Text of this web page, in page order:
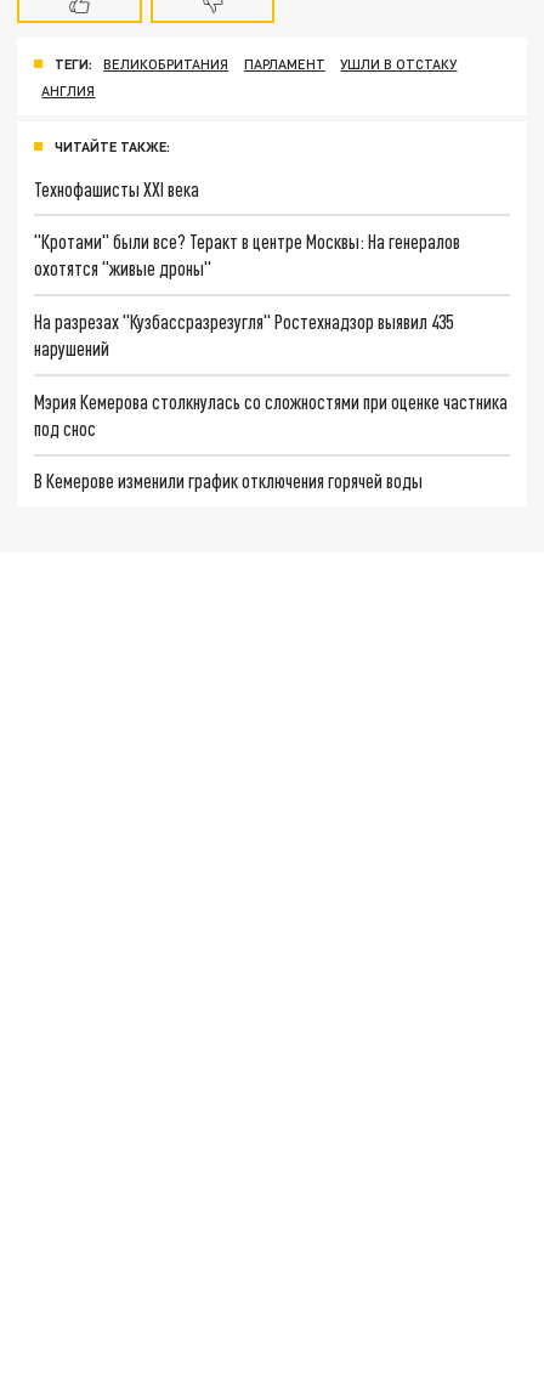
ТЕГИ: ВЕЛИКОБРИТАНИЯ ПАРЛАМЕНТ
УШЛИ В ОТСТАКУ
АНГЛИЯ
ЧИТАЙТЕ ТАКЖЕ:
Технофашисты XXI века
"Кротами" были все? Теракт в центре Москвы: На генералов
охотятся "живые дроны"
На разрезах "Кузбассразрезугля" Ростехнадзор выявил 435
нарушений
Мэрия Кемерова столкнулась со сложностями при оценке частника
под снос
В Кемерове изменили график отключения горячей воды